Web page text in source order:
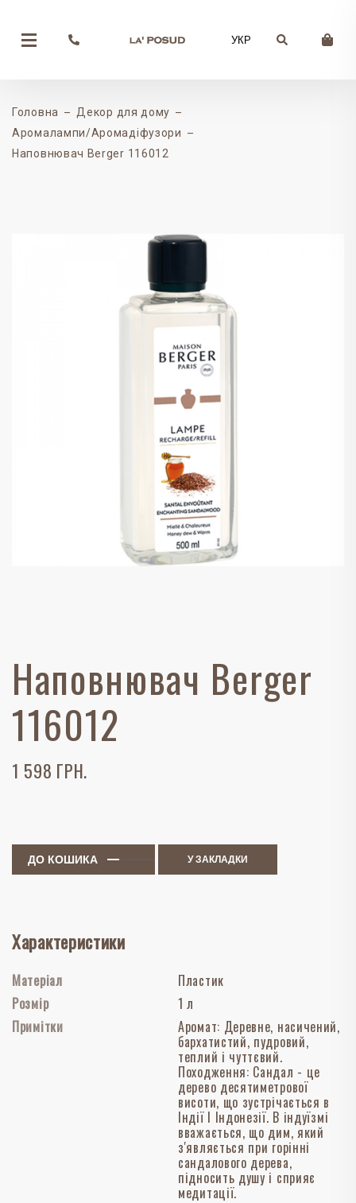
УКР
Головна
Декор для дому
Аромалампи/Аромадіфузори
Наповнювач Berger 116012
Наповнювач Berger
116012
1 598 ГРН.
ДО КОШИКА У ЗАКЛАДКИ
Характеристики
Матеріал
Пластик
Розмір
1 л
Примітки
Аромат: Деревне, насичений,
бархатистий, пудровий,
теплий і чуттєвий.
Походження: Сандал - це
дерево десятиметрової
висоти, що зустрічається в
Індії І Індонезії. В індуїзмі
вважається, що дим, який
з'являється при горінні
сандалового дерева,
підносить душу і сприяє
медитації.